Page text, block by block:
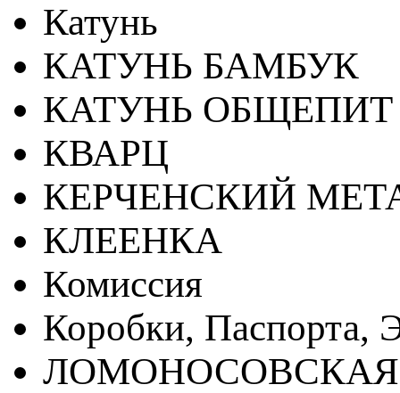
Катунь
КАТУНЬ БАМБУК
КАТУНЬ ОБЩЕПИТ
КВАРЦ
КЕРЧЕНСКИЙ
КЛЕЕНКА
Комиссия
Коробки, Паспорта,